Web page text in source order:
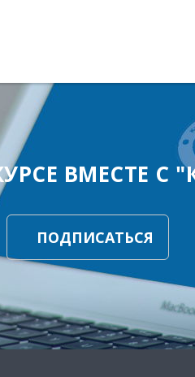
ВМЕСТЕ С
ПОДПИСАТЬСЯ